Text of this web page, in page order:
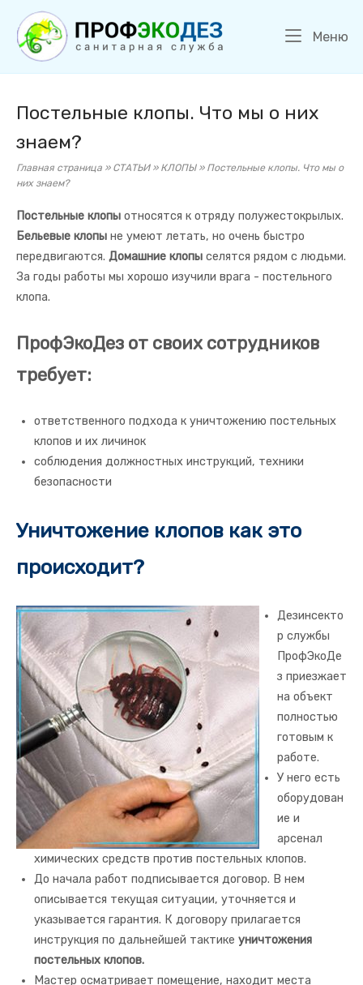
Перейти
содержанию
Главная
Меню
Постельные клопы. Что мы о них
знаем?
Главная страница » СТАТЬИ» КЛОПЫ» Постельные клопы. Что мы о
них знаем?
Постельные клопы относятся к отряду полужестокрылых.
Бельевые клопы не умеют летать, но очень быстро
передвигаются. Домашние клопы селятся рядом с людьми.
За годы работы мы хорошо изучили врага - постельного
клопа.
ПрофЭкоДез от своих сотрудников
требует:
ответственного подхода к уничтожению постельных
клопов и их личинок
соблюдения должностных инструкций, техники
безопасности
Уничтожение клопов как это
происходит?
Дезинсекто
р службы
ПрофЭкоДе
з приезжает
на объект
полностью
готовым к
работе.
У него есть
оборудован
ие и
арсенал
химических средств против постельных клопов.
До начала работ подписывается договор. В нем
описывается текущая ситуации, уточняется и
указывается гарантия. К договору прилагается
инструкция по дальнейшей тактике уничтожения
постельных клопов.
Мастер осматривает помещение, находит места